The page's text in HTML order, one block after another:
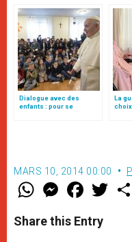
Dialogue avec des
enfants : pour se
La
choix
MARS 10, 2014 00:00
W
t
s
M
e
s
e
F
a
e
b
w
Share this Entry